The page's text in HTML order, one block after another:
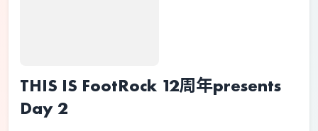
THIS IS FootRock 12周年presents
Day 2